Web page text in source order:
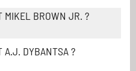
MIKEL BROWN JR. ?
A.J. DYBANTSA ?